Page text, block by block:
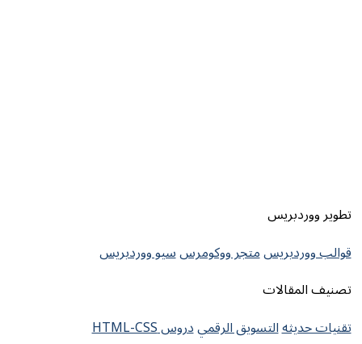
تطوير ووردبريس
قوالب ووردبريسمتجر ووكومرسسيو ووردبريس
تصنيف المقالات
تقنيات حديثهالتسويق الرقميدروس HTML-CSS